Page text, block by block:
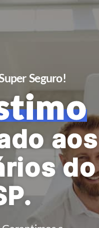
Seguro!
aos
do